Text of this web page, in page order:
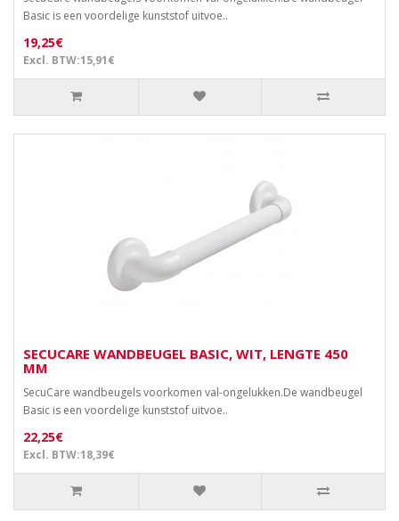
Basic is een voordelige kunststof uitvoe..
19,25€
Excl. BTW:15,91€
SECUCARE WANDBEUGEL BASIC, WIT, LENGTE 450
MM
SecuCare wandbeugels voorkomen val-ongelukken.De wandbeugel
Basic is een voordelige kunststof uitvoe..
22,25€
Excl. BTW:18,39€